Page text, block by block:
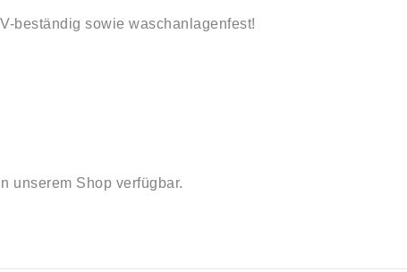
beständig sowie waschanlagenfest!
unserem Shop verfügbar.